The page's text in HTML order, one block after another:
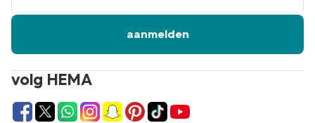
volg HEMA
aanmelden